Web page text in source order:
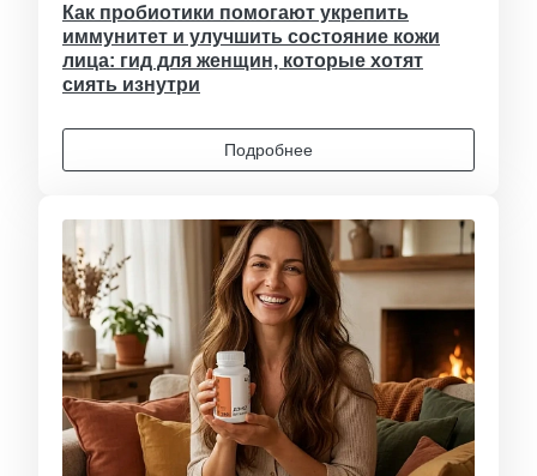
Как пробиотики помогают укрепить
иммунитет и улучшить состояние кожи
лица: гид для женщин, которые хотят
сиять изнутри
Подробнее